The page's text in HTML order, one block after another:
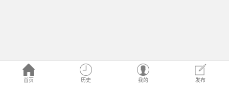
首页 历史 我的 发布